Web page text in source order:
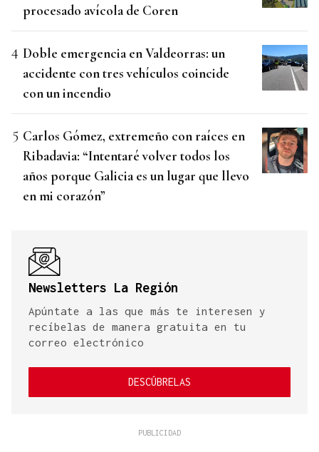
procesado avícola de Coren
Doble emergencia en Valdeorras: un
accidente con tres vehículos coincide
con un incendio
Carlos Gómez, extremeño con raíces en
Ribadavia: “Intentaré volver todos los
años porque Galicia es un lugar que llevo
en mi corazón”
Newsletters La Región
Apúntate a las que más te interesen y
recíbelas de manera gratuita en tu
correo electrónico
DESCÚBRELAS